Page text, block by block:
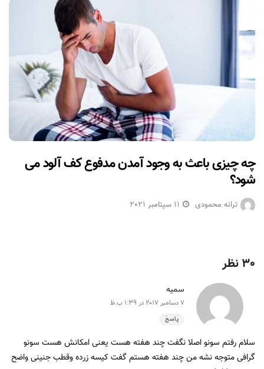
چه چیزی باعث به وجود آمدن مدفوع کف آلود می
شود؟
ترانه محمودی 11 سپتامبر 2021
30 نظر
سمیه
7 دسامبر 2017 در 1:39 ب.ظ
پاسخ
سلام رفتم سونو اصلا نگفت چند هفته هست یعنی امکانش هست سونو
گرافی متوجه نشه من چند هفته هستم گفت کیسه زرده وقطب جنینی واضح